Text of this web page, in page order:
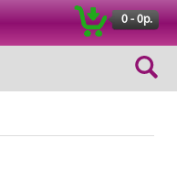
0 - 0р.